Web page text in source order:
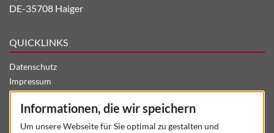
DE-35708 Haiger
QUICKLINKS
Datenschutz
Impressum
Aktuelles
Stellenangebote
Unternehmen
Informationen, die wir speichern
Um unsere Webseite für Sie optimal zu gestalten und